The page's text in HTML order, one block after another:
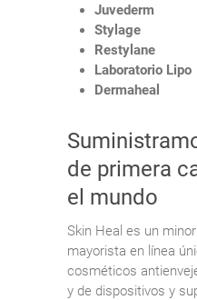
Juvederm
Stylage
Restylane
Laboratorio Lipo
Dermaheal
de primera
el mundo
Skin Heal es un
mayorista en línea
cosméticos
y de dispositivos y